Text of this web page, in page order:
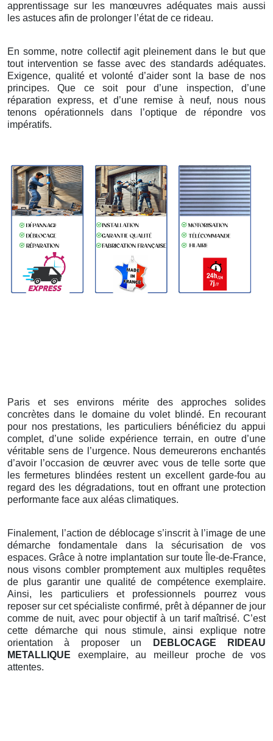
apprentissage sur les manœuvres adéquates mais aussi
les astuces afin de prolonger l’état de ce rideau.
En somme, notre collectif agit pleinement dans le but que
tout intervention se fasse avec des standards adéquates.
Exigence, qualité et volonté d’aider sont la base de nos
principes. Que ce soit pour d’une inspection, d’une
réparation express, et d’une remise à neuf, nous nous
tenons opérationnels dans l’optique de répondre vos
impératifs.
Paris et ses environs mérite des approches solides
concrètes dans le domaine du volet blindé. En recourant
pour nos prestations, les particuliers bénéficiez du appui
complet, d’une solide expérience terrain, en outre d’une
véritable sens de l’urgence. Nous demeurerons enchantés
d’avoir l’occasion de œuvrer avec vous de telle sorte que
les fermetures blindées restent un excellent garde-fou au
regard des les dégradations, tout en offrant une protection
performante face aux aléas climatiques.
Finalement, l’action de déblocage s’inscrit à l’image de une
démarche fondamentale dans la sécurisation de vos
espaces. Grâce à notre implantation sur toute Île-de-France,
nous visons combler promptement aux multiples requêtes
de plus garantir une qualité de compétence exemplaire.
Ainsi, les particuliers et professionnels pourrez vous
reposer sur cet spécialiste confirmé, prêt à dépanner de jour
comme de nuit, avec pour objectif à un tarif maîtrisé. C’est
cette démarche qui nous stimule, ainsi explique notre
orientation à proposer un
DEBLOCAGE RIDEAU
METALLIQUE exemplaire, au meilleur proche de vos
attentes.